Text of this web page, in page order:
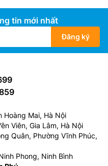
trong mùa hè, vừa có
thành cao hơn điều
những nơi có cả mùa
dòng điều hòa Midea
trang bị công nghệ
nhiều tính năng hữu ích
inverter,
tin mới nhất
Đăng ký
Hoàng Mai, Hà Nội
Viên, Gia Lâm, Hà Nội
Quân, Phường Vĩnh Phúc,
Phong, Ninh Bình